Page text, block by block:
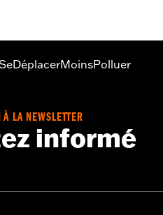
LA NEWSLETTER
informé